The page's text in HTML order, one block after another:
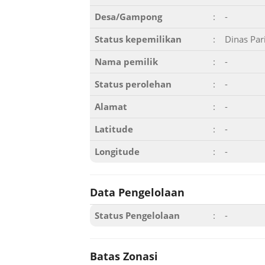
Desa/Gampong
:
-
Status kepemilikan
:
Dinas
Nama pemilik
:
-
Status perolehan
:
-
Alamat
:
-
Latitude
:
-
Longitude
: -
Data Pengelolaan
Status Pengelolaan : -
Batas Zonasi